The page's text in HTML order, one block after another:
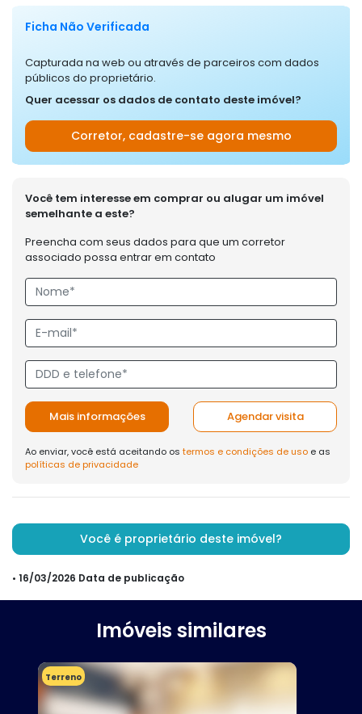
Ficha Não Verificada
Capturada na web ou através de parceiros com dados
públicos do proprietário.
Quer acessar os dados de contato deste imóvel?
Corretor, cadastre-se agora mesmo
Você tem interesse em comprar ou alugar um imóvel
semelhante a este?
Preencha com seus dados para que um corretor
associado possa entrar em contato
Mais informações Agendar visita
Ao enviar, você está aceitando os termos e condições de uso e as
políticas de privacidade
Você é proprietário deste imóvel?
• 16/03/2026 Data de publicação
Imóveis similares
Terreno